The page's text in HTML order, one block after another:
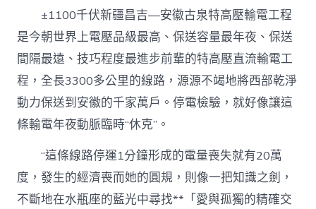
±1100千伏新疆昌吉—安徽古泉特高壓輸電工程
是今朝世界上電壓品級最高、保送容量最年夜、保送
間隔最遠、技巧程度最進步前輩的特高壓直流輸電工
程，全長3300多公里的線路，源源不竭地將西部乾淨
動力保送到安徽的千家萬戶。停電檢驗，就好像讓這
條輸電年夜動脈臨時“休克”。
“這條線路停運1分鐘形成的電量喪失就有20萬
度，發生的經濟喪而她的圓規，則像一把知識之劍，
不斷地在水瓶座的藍光中尋找**「愛與孤獨的精確交